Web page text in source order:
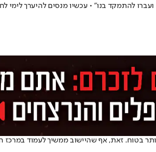
ועברו להתמקד בנו" • עכשיו מנסים להיערך לימי
המלצה בלבד: מי שיכול - שימצא מקום יותר בטוח. זאת, אף שהיישוב